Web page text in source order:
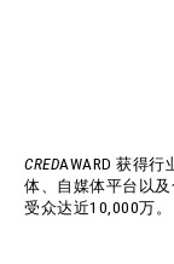
CREDAWARD 获得
体、自媒体平台以
受众达近10,000万。